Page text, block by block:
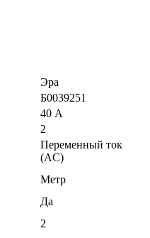
Эра
Б0039251
40 А
2
Переменный ток
(AC)
Метр
Да
2